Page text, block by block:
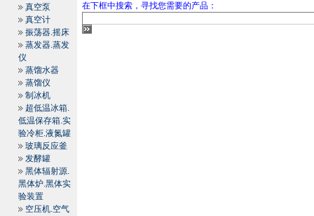
真空泵
真空计
振荡器.摇床
蒸发器.蒸发
仪
蒸馏水器
蒸馏仪
制冰机
超低温冰箱.
低温保存箱.实
验冷柜.液氮罐
玻璃反应釜
发酵罐
黑体辐射源.
黑体炉.黑体实
验装置
空压机.空气
在下框中搜索，寻找您需要的产品：